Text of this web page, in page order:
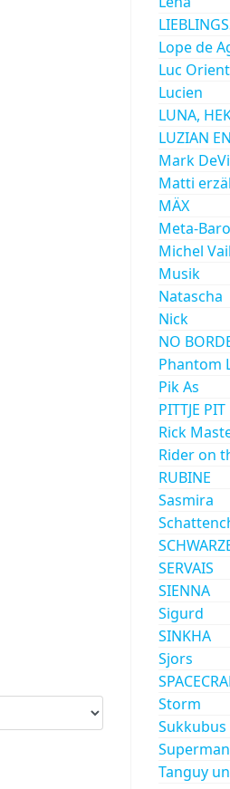
Lope de
Luc Orient
Lucien
LUNA,
LUZIAN
Mark
Matti
MÄX
Meta-
Michel
Musik
Natascha
Nick
NO
Phantom
Pik As
PITTJE PIT
Rick
Rider on
RUBINE
Sasmira
SERVAIS
SIENNA
Sigurd
SINKHA
Sjors
Storm
Sukkubus
Superman
Tanguy